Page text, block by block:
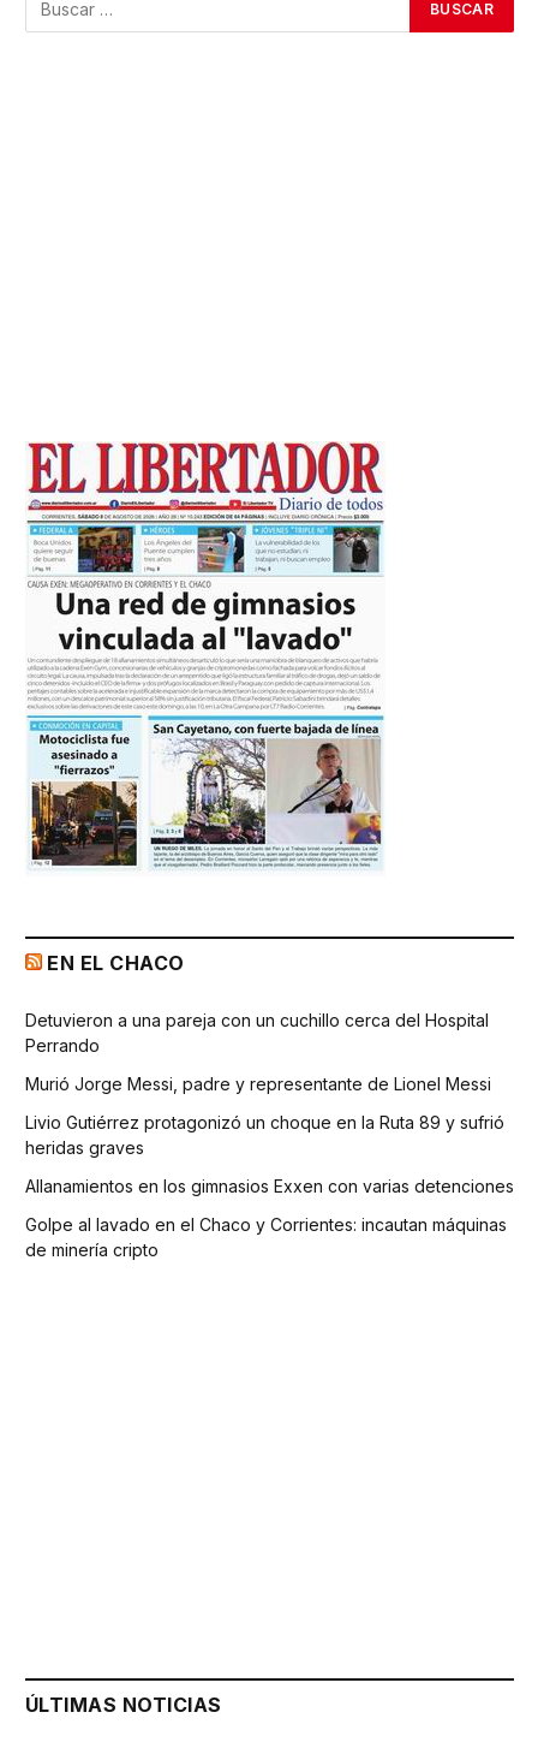
EN EL CHACO
Detuvieron a una pareja con un cuchillo cerca del Hospital
Perrando
Murió Jorge Messi, padre y representante de Lionel Messi
Livio Gutiérrez protagonizó un choque en la Ruta 89 y sufrió
heridas graves
Allanamientos en los gimnasios Exxen con varias detenciones
Golpe al lavado en el Chaco y Corrientes: incautan máquinas
de minería cripto
ÚLTIMAS NOTICIAS